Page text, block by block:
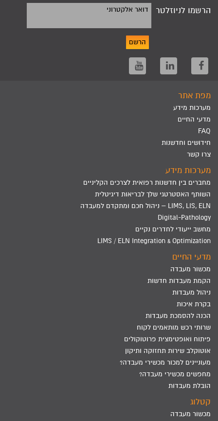
הרשמו לניוזלטר דואר אלקטרוני
הרשם
מפת אתר
מערכות מידע
מדעי החיים
FAQ
חידושים וחדשנות
צרו קשר
מערכות מידע
מחברים בין חדשנות רפואית לצרכים הקליניים
השותף האסטרטגי שלך לבריאות דיגיטלית
LIMS, LIS, ELN – ניהול חכם ומתקדם למעבדה
Digital-Pathology
מחשב ייעודי לחדרים נקיים
LIMS / ELN Integration & Optimization
מדעי החיים
מכשור מעבדה
הקמת מעבדות חדשות
ניהול מעבדות
בקרת איכות
הכנה להסמכת מעבדות
שרותי רכש מותאמים לקוח
פיתוח ואופטימצית פרוטוקולים
אוטוקלב שירות תחזוקה ותיקון
מעוניינים למכור מכשירי מעבדה?
מחפשים מכשירי מעבדה?
הובלת מעבדות
קטלוג
מכשור מעבדה